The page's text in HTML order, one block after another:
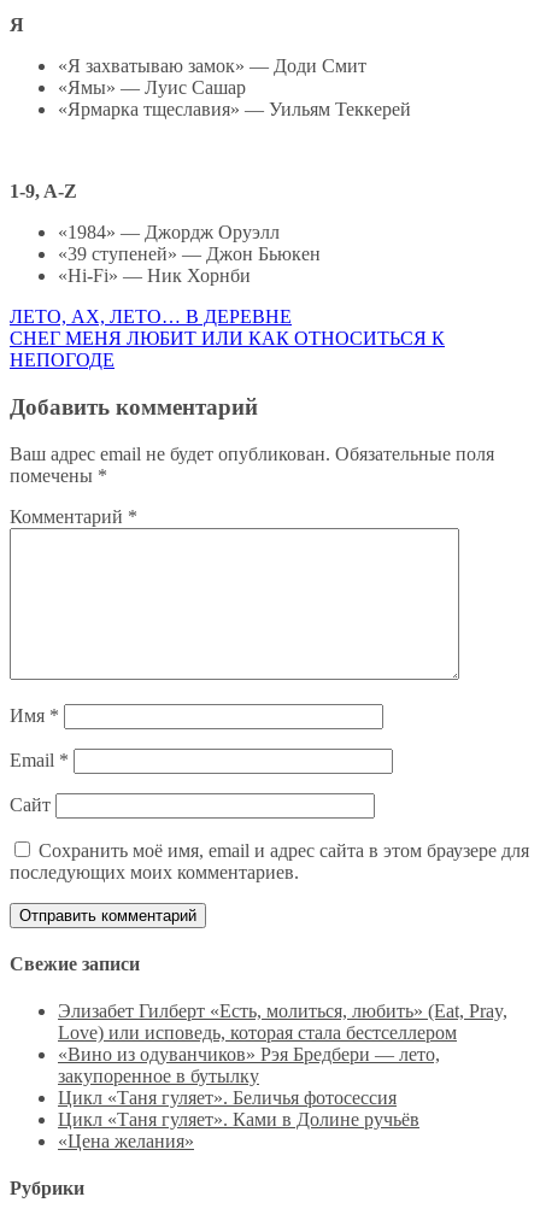
Я
«Я захватываю замок» — Доди Смит
«Ямы» — Луис Сашар
«Ярмарка тщеславия» — Уильям Теккерей
1-9, A-Z
«1984» — Джордж Оруэлл
«39 ступеней» — Джон Бьюкен
«Hi-Fi» — Ник Хорнби
Навигация
по
ЛЕТО, АХ, ЛЕТО… В ДЕРЕВНЕ
СНЕГ МЕНЯ ЛЮБИТ ИЛИ КАК ОТНОСИТЬСЯ К
НЕПОГОДЕ
Добавить комментарий
Ваш адрес email не будет опубликован. Обязательные поля
помечены *
Комментарий *
Имя *
Email *
Сайт
Сохранить моё имя, email и адрес сайта в этом браузере для
последующих моих комментариев.
Свежие записи
Элизабет Гилберт «Есть, молиться, любить» (Eat, Pray,
Love) или исповедь, которая стала бестселлером
«Вино из одуванчиков» Рэя Бредбери — лето,
закупоренное в бутылку
Цикл «Таня гуляет». Беличья фотосессия
Цикл «Таня гуляет». Ками в Долине ручьёв
«Цена желания»
Рубрики